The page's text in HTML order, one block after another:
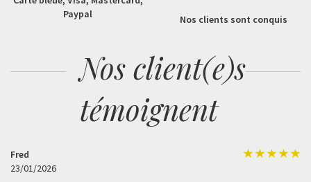
Paypal
Nos clients sont conquis
Nos client(e)s
témoignent
Fred
23/01/2026